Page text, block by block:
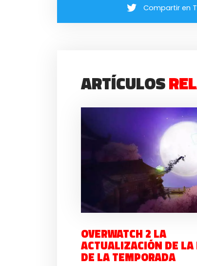
Compartir en
ARTÍCULOS
OVERWATCH 2 LA
ACTUALIZACIÓN DE
DE LA TEMPORADA